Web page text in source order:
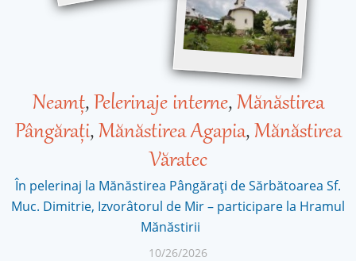
Neamț,Pelerinaje interne,Mănăstirea
Pângărați,Mănăstirea Agapia,Mănăstirea
Văratec
În pelerinaj la Mănăstirea Pângărați de Sărbătoarea Sf.
Muc. Dimitrie, Izvorâtorul de Mir – participare la Hramul
Mănăstirii
10/26/2026